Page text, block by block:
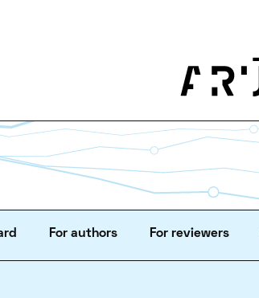
For authors For reviewers